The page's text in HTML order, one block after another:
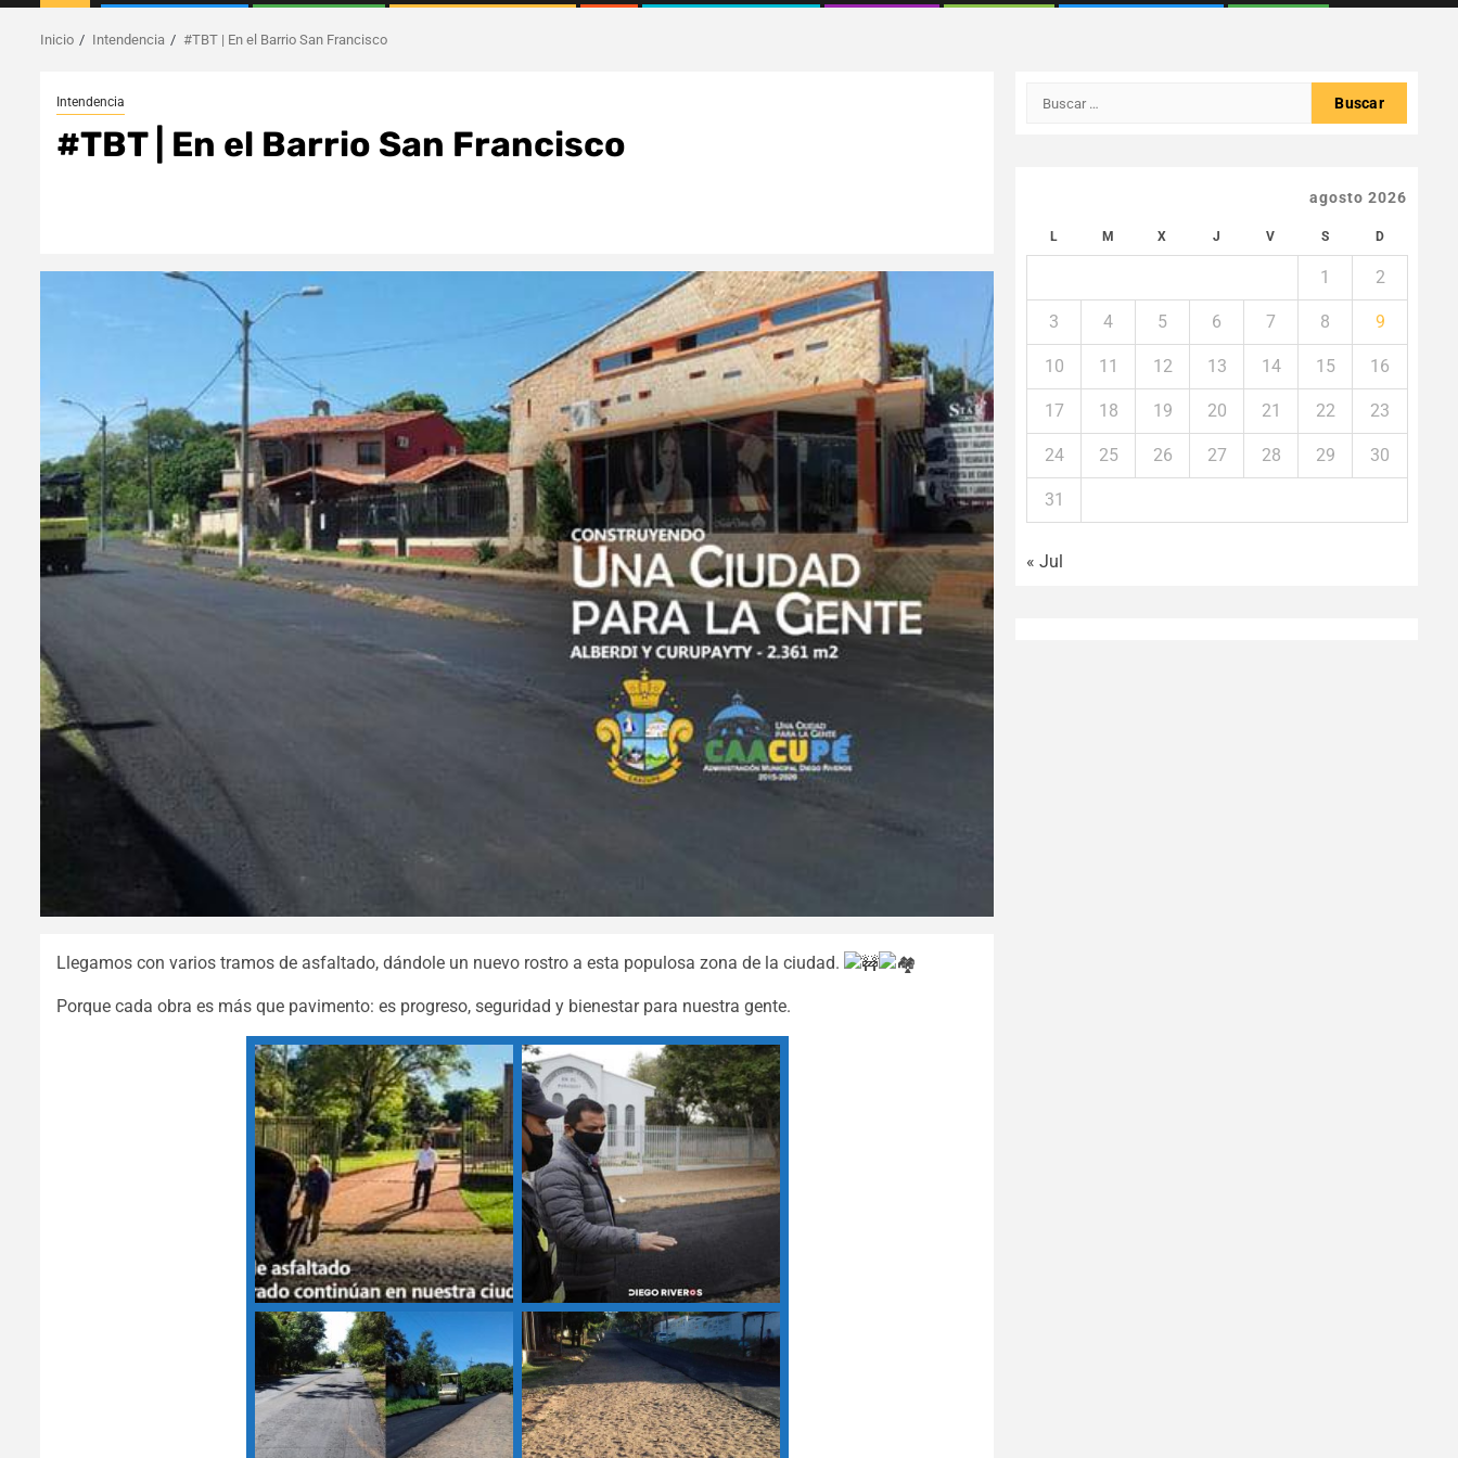
Inicio Intendencia #TBT | En el Barrio San Francisco
Intendencia
#TBT | En el Barrio San Francisco
Llegamos con varios tramos de asfaltado, dándole un nuevo rostro a esta populosa zona de la ciudad.
Porque cada obra es más que pavimento: es progreso, seguridad y bienestar para nuestra gente.
Buscar:
agosto 2026
L M X J V S D
1 2
3 4 5 6 7 8 9
10 11 12 13 14 15 16
17 18 19 20 21 22 23
24 25 26 27 28 29 30
31
« Jul